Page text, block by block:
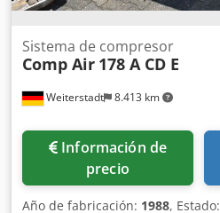
Weiterstadt 8.413 km
Sistema de compresor
Comp Air 178 A CD E
Información de
precio
Año de fabricación: 1988, Estado: